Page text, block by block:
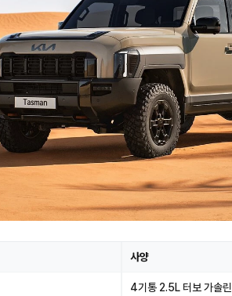
사양
4기통 2.5L 터보 가솔린